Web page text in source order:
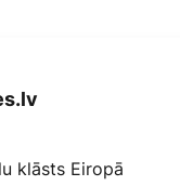
klāsts Eiropā